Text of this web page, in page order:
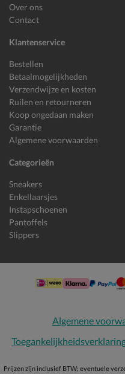
Over ons
Contact
Klantenservice
Bestellen
Betaalmogelijkheden
Verzendwijze en kosten
Ruilen en retourneren
Koop ongedaan maken
Garantie
Algemene voorwaarden
Categorieën
Sneakers
Enkellaarsjes
Instapschoenen
Pantoffels
Slippers
Algemene
Prijzen zijn inclusief BTW; eventuele